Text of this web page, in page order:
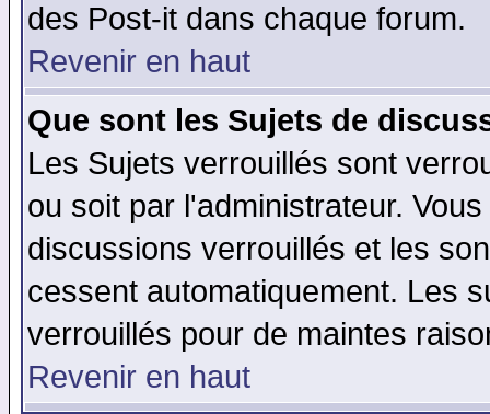
des Post-it dans chaque forum.
Revenir en haut
Que sont les Sujets de
Les Sujets verrouillés sont
ou soit par l'administrateur.
discussions verrouillés et les
cessent automatiquement. Les
verrouillés pour de maintes
Revenir en haut